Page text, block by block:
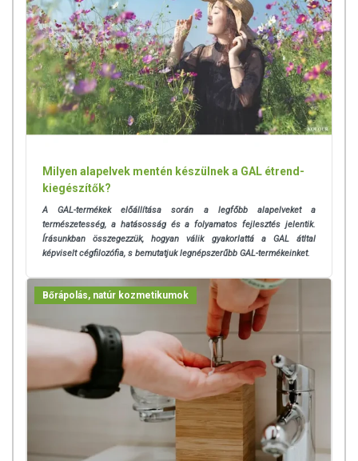
Milyen alapelvek mentén készülnek a GAL étrend-
kiegészítők?
A GAL-termékek előállítása során a legfőbb alapelveket a
természetesség, a hatásosság és a folyamatos fejlesztés jelentik.
Írásunkban összegezzük, hogyan válik gyakorlattá a GAL átltal
képviselt cégfilozófia, s bemutatjuk legnépszerűbb GAL-termékeinket.
Bőrápolás, natúr kozmetikumok